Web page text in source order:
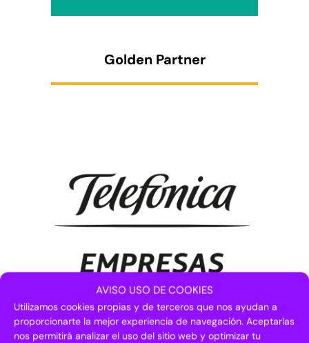
AVISO USO DE COOKIES
Utilizamos cookies propias y de terceros que nos ayudan a
proporcionarte la mejor experiencia de navegación. Aceptarlas
nos permitirá analizar el uso del sitio web y optimizar tu
Golden Partner